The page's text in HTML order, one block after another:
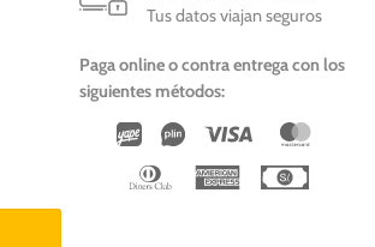
Tus datos viajan seguros
Paga online o contra entrega con los
siguientes métodos:
Wirecard
Vipps Visa
Dinners
American